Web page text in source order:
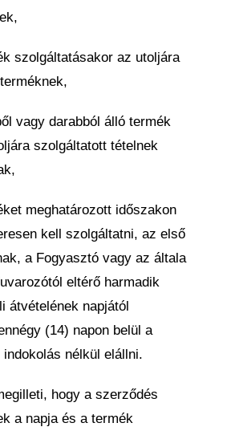
szolgáltatásakor az utoljára
vagy darabból álló termék
szolgáltatott tételnek
meghatározott időszakon
kell szolgáltatni, az első
a Fogyasztó vagy az általa
eltérő harmadik
átvételének napjától
(14) napon belül a
nélkül elállni.
hogy a szerződés
a napja és a termék